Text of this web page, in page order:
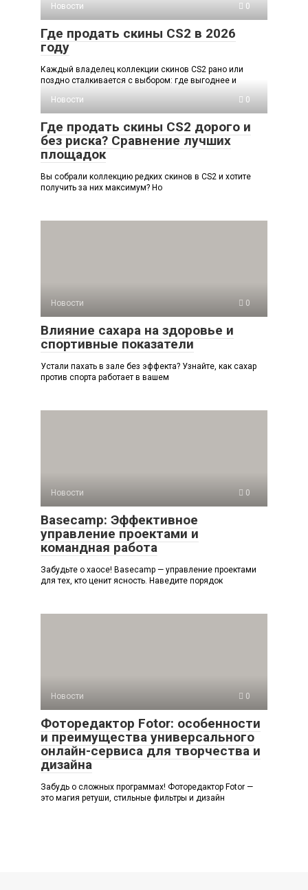
Новости
0
Где продать скины CS2 в 2026
году
Каждый владелец коллекции скинов CS2 рано или
поздно сталкивается с выбором: где выгоднее и
Новости
0
Где продать скины CS2 дорого и
без риска? Сравнение лучших
площадок
Вы собрали коллекцию редких скинов в CS2 и хотите
получить за них максимум? Но
Новости 0
Влияние сахара на здоровье и
спортивные показатели
Устали пахать в зале без эффекта? Узнайте, как сахар
против спорта работает в вашем
Новости 0
Basecamp: Эффективное
управление проектами и
командная работа
Забудьте о хаосе! Basecamp — управление проектами
для тех, кто ценит ясность. Наведите порядок
Новости 0
Фоторедактор Fotor: особенности
и преимущества универсального
онлайн-сервиса для творчества и
дизайна
Забудь о сложных программах! Фоторедактор Fotor —
это магия ретуши, стильные фильтры и дизайн